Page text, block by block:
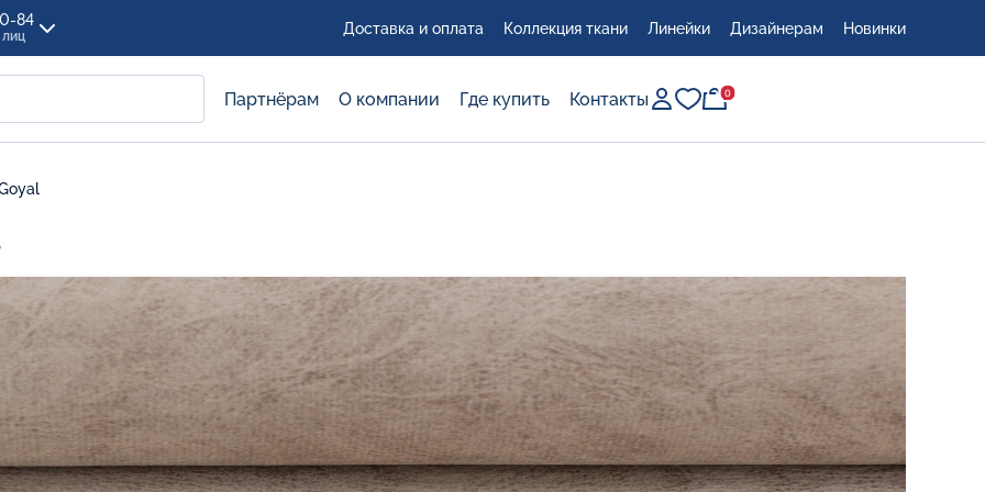
84 Доставка и оплата Коллекция ткани Линейки Дизайнерам Новинки
Партнёрам О компании Где купить Контакты 0
0